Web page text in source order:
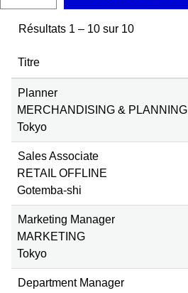
Résultats 1 – 10 sur 10
Titre
Planner
MERCHANDISING & PLANNING
Tokyo
Sales Associate
RETAIL OFFLINE
Gotemba-shi
Marketing Manager
MARKETING
Tokyo
Department Manager